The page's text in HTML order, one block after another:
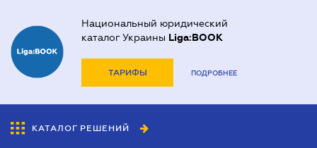
Национальный юридический
каталог Украины Liga:BOOK
ТАРИФЫ ПОДРОБНЕЕ
КАТАЛОГ РЕШЕНИЙ